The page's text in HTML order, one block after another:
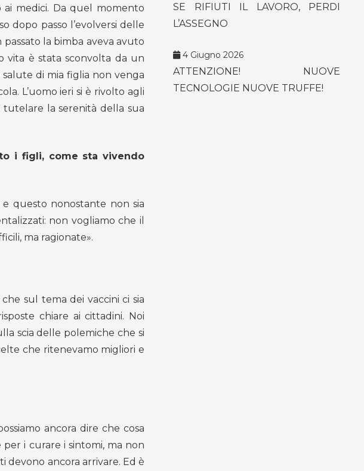
ai medici. Da quel momento
dopo passo l’evolversi delle
la bimba aveva avuto
vita è stata sconvolta da un
di mia figlia non venga
L’uomo ieri si è rivolto agli
tutelare la serenità della sua
i figli, come sta vivendo
e questo nonostante non sia
non vogliamo che il
ma ragionate».
sul tema dei vaccini ci sia
chiare ai cittadini. Noi
scia delle polemiche che si
che ritenevamo migliori e
ancora dire che cosa
i curare i sintomi, ma non
devono ancora arrivare. Ed è
SE RIFIUTI IL LAVORO, PERDI
L’ASSEGNO
4 Giugno 2026
ATTENZIONE! NUOVE
TECNOLOGIE NUOVE TRUFFE!